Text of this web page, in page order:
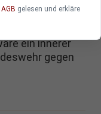
Corona-
ein innerer
gegen
AGB gelesen und erkläre